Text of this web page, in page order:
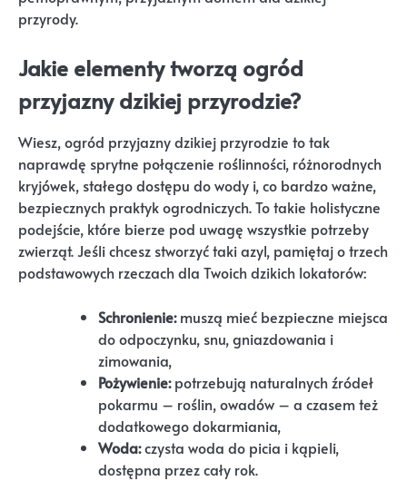
przyrody.
Jakie elementy tworzą ogród
przyjazny dzikiej przyrodzie?
Wiesz, ogród przyjazny dzikiej przyrodzie to tak
naprawdę sprytne połączenie roślinności, różnorodnych
kryjówek, stałego dostępu do wody i, co bardzo ważne,
bezpiecznych praktyk ogrodniczych. To takie holistyczne
podejście, które bierze pod uwagę wszystkie potrzeby
zwierząt. Jeśli chcesz stworzyć taki azyl, pamiętaj o trzech
podstawowych rzeczach dla Twoich dzikich lokatorów:
Schronienie:muszą mieć bezpieczne miejsca
do odpoczynku, snu, gniazdowania i
zimowania,
Pożywienie:potrzebują naturalnych źródeł
pokarmu – roślin, owadów – a czasem też
dodatkowego dokarmiania,
Woda:czysta woda do picia i kąpieli,
dostępna przez cały rok.